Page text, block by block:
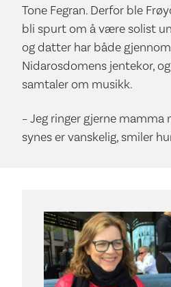
Tone Fegran. Derfor ble
bli spurt om å være solist
og datter har både
Nidarosdomens jentekor,
samtaler om musikk.
– Jeg ringer gjerne mamma
synes er vanskelig, smiler